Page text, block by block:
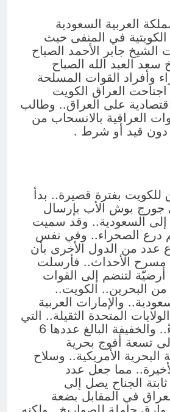
العربية السعودية
في المنفى حيث
الشيخ جابر الأحمد الصباح
سعد العبد الله الصباح
وأفراد القوات المسلحة
اجتاحت العراق الكويت
على العراق.. وطالب
العراقية بالانسحاب من
دون قيد أو شرط .
للكويت بفترة قصيرة.. بدأ
جورج بوش الأب بإرسال
إلى السعودية.. وقد سميت
درع الصحراء.. وفي نفس
عدد من الدول الأخرى بأن
مسرح الأحداث.. فأرسلت
لتنضم إلى القوات
من البحرين.. الكويت..
والإمارات العربية
المتحدة الثقيلة.. التي
بلغ عددها 17 لواءً.. والخفيفة البالغ عددها 6
تسعة أفوج بحرية
البحرية الأمريكية.. وسلاح
مما جعل عدد
ثابتة الجناح يصل إلى
العراق في المقابل بضعة